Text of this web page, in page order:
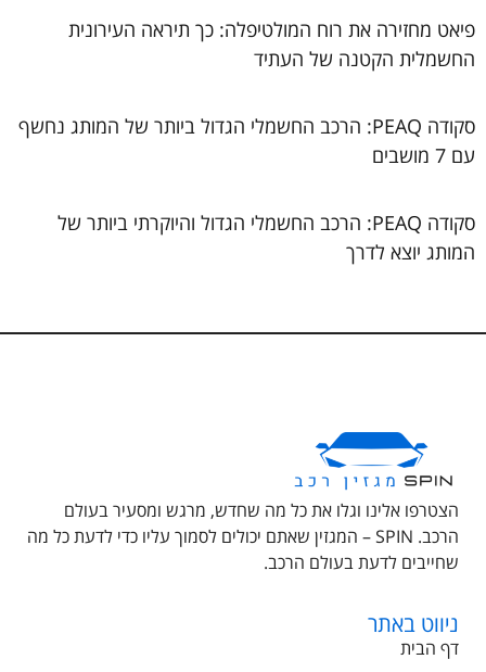
פיאט מחזירה את רוח המולטיפלה: כך תיראה העירונית
החשמלית הקטנה של העתיד
סקודה PEAQ: הרכב החשמלי הגדול ביותר של המותג נחשף
עם 7 מושבים
סקודה PEAQ: הרכב החשמלי הגדול והיוקרתי ביותר של
המותג יוצא לדרך
הצטרפו אלינו וגלו את כל מה שחדש, מרגש ומסעיר בעולם
הרכב. SPIN – המגזין שאתם יכולים לסמוך עליו כדי לדעת כל מה
שחייבים לדעת בעולם הרכב.
ניווט באתר
דף הבית